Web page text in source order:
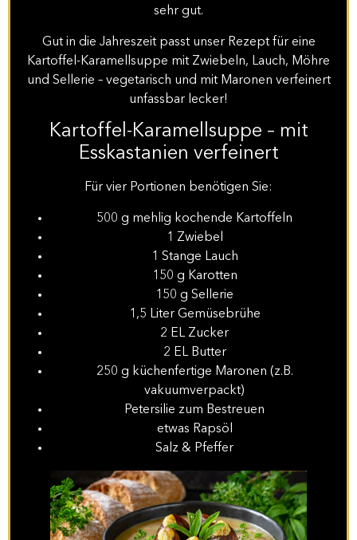
sehr gut.
Gut in die Jahreszeit passt unser Rezept für eine
Kartoffel-Karamellsuppe mit Zwiebeln, Lauch, Möhre
und Sellerie – vegetarisch und mit Maronen verfeinert
unfassbar lecker!
Kartoffel-Karamellsuppe – mit
Esskastanien verfeinert
Für vier Portionen benötigen Sie:
500 g mehlig kochende Kartoffeln
1 Zwiebel
1 Stange Lauch
150 g Karotten
150 g Sellerie
1,5 Liter Gemüsebrühe
2 EL Zucker
2 EL Butter
250 g küchenfertige Maronen (z.B.
vakuumverpackt)
Petersilie zum Bestreuen
etwas Rapsöl
Salz & Pfeffer